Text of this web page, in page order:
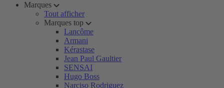
Marques
Tout afficher
Marques top
Lancôme
Armani
Kérastase
Jean Paul Gaultier
SENSAI
Hugo Boss
Narciso Rodriguez